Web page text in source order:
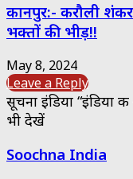
कानपुर:- करौली
भक्तों की भीड़!!
May 8, 2024
Leave a Reply
सूचना इंडिया
भी देखें
Soochna India